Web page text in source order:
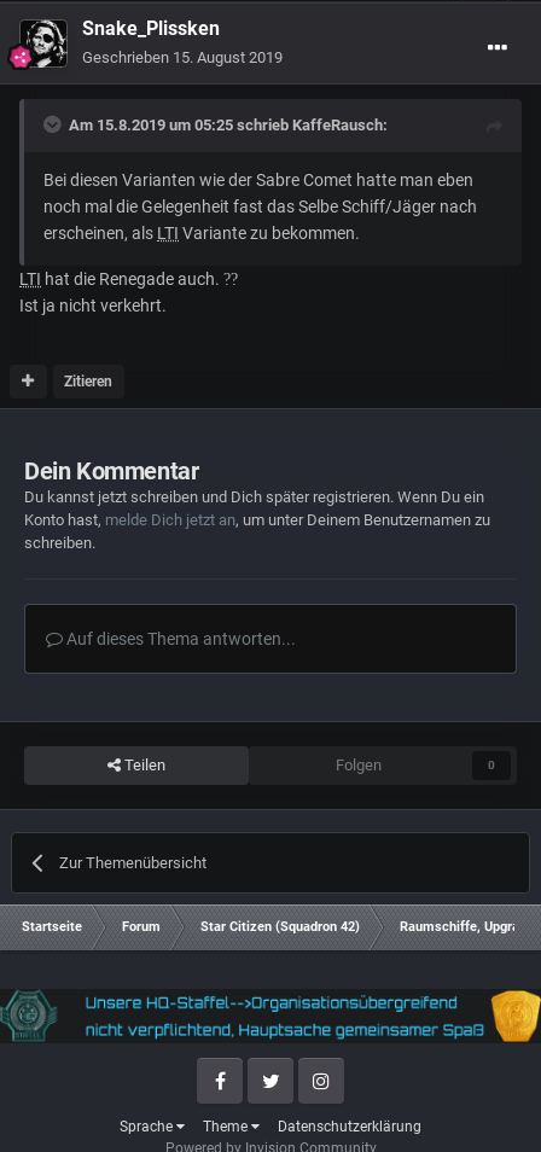
Snake_Plissken
Geschrieben 15. August 2019
Am 15.8.2019 um 05:25 schrieb KaffeRausch:
Bei diesen Varianten wie der Sabre Comet hatte man eben
noch mal die Gelegenheit fast das Selbe Schiff/Jäger nach
erscheinen, als LTI Variante zu bekommen.
LTI hat die Renegade auch. ??
Ist ja nicht verkehrt.
Zitieren
Dein Kommentar
Du kannst jetzt schreiben und Dich später registrieren. Wenn Du ein
Konto hast, melde Dich jetzt an, um unter Deinem Benutzernamen zu
schreiben.
Auf dieses Thema antworten...
Teilen Folgen 0
Zur Themenübersicht
Startseite Forum Star Citizen (Squadron 42) Raumschiffe,
Sprache Theme Datenschutzerklärung
FacebookTwitter Instagram
Powered by Invision Community